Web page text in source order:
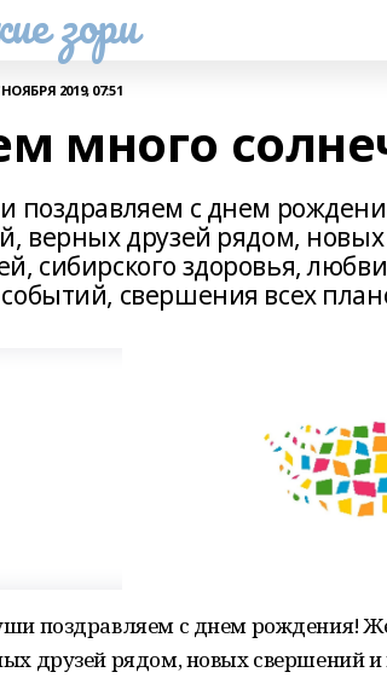
зори
НОЯБРЯ 2019, 07:51
много
поздравляем с днем
верных друзей рядом,
сибирского здоровья,
свершения всех
поздравляем с днем рождения!
друзей рядом, новых свершений